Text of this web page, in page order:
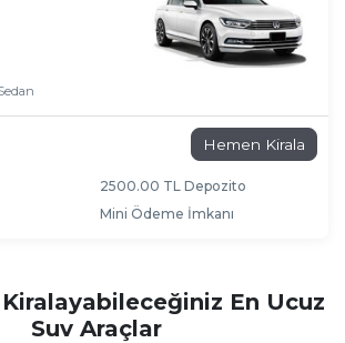
Hemen Kirala
2500.00 TL Depozito
Mini Ödeme İmkanı
En Ucuz
Suv Araçlar